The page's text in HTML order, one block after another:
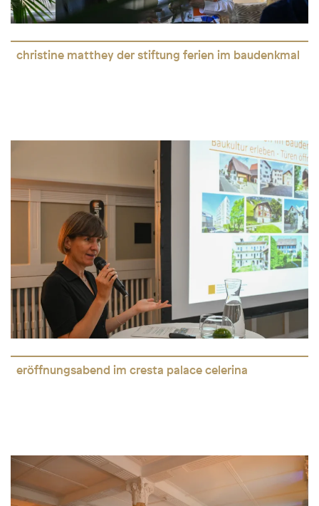
christine matthey der stiftung ferien im baudenkmal
eröffnungsabend im cresta palace celerina